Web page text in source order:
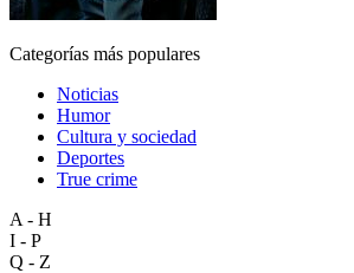
Categorías más populares
Noticias
Humor
Cultura y sociedad
Deportes
True crime
A - H
I - P
Q - Z